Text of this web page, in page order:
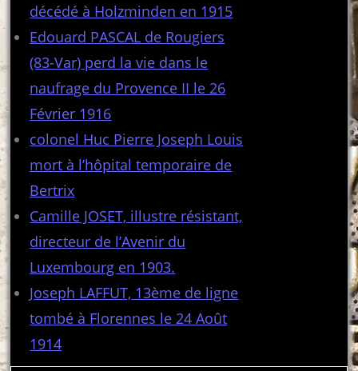
décédé à Holzminden en 1915
Edouard PASCAL de Rougiers
(83-Var) perd la vie dans le
naufrage du Provence II le 26
Février 1916
colonel Huc Pierre Joseph Louis
mort à l’hôpital temporaire de
Bertrix
Camille JOSET, illustre résistant,
directeur de l’Avenir du
Luxembourg en 1903.
Joseph LAFFUT, 13ème de ligne
tombé à Florennes le 24 Août
1914